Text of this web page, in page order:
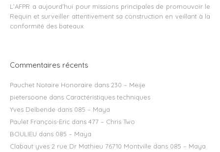
L’AFPR a aujourd'hui pour missions principales de promouvoir le
Requin et surveiller attentivement sa construction en veillant à la
conformité des bateaux.
Commentaires récents
Pauchet Notaire Honoraire dans 230 – Meije
pietersoone dans Caractéristiques techniques
Yves Delbende dans 085 – Maya
Paulet François-Eric dans 477 – Chris Two
BOULIEU dans 085 – Maya
Clabaut yves 2 rue Dr Mathieu 76710 Montville dans 085 – Maya